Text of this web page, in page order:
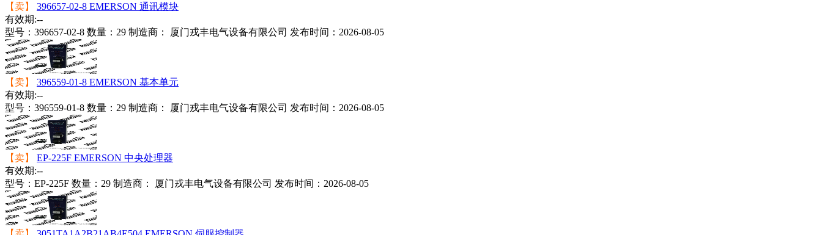
【卖】
396657-02-8 EMERSON 通讯模块
有效期:--
型号： 396657-02-8 数量： 29 制造商： 厦门戎丰电气设备有限公司 发布时间： 2026-08-05
【卖】
396559-01-8 EMERSON 基本单元
有效期:--
型号： 396559-01-8 数量： 29 制造商： 厦门戎丰电气设备有限公司 发布时间： 2026-08-05
【卖】
EP-225F EMERSON 中央处理器
有效期:--
型号： EP-225F 数量： 29 制造商： 厦门戎丰电气设备有限公司 发布时间： 2026-08-05